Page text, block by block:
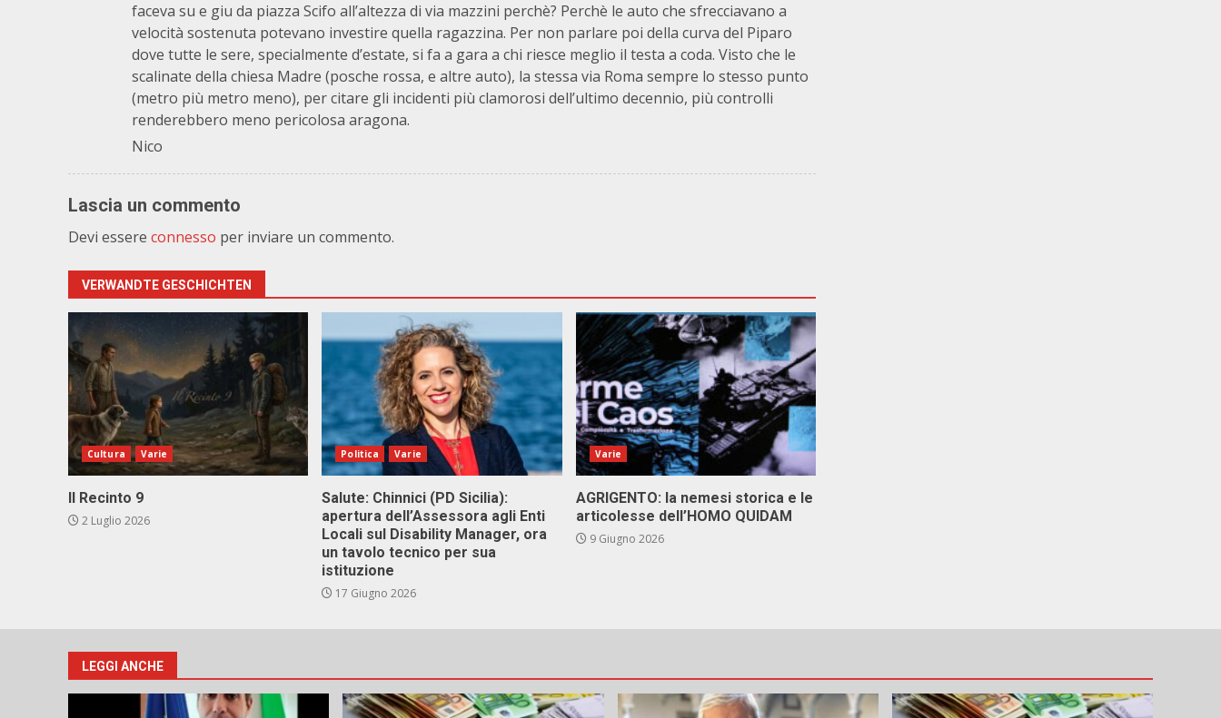
faceva su e giu da piazza Scifo all’altezza di via mazzini perchè? Perchè le auto che sfrecciavano a
velocità sostenuta potevano investire quella ragazzina. Per non parlare poi della curva del Piparo
dove tutte le sere, specialmente d’estate, si fa a gara a chi riesce meglio il testa a coda. Visto che le
scalinate della chiesa Madre (posche rossa, e altre auto), la stessa via Roma sempre lo stesso punto
(metro più metro meno), per citare gli incidenti più clamorosi dell’ultimo decennio, più controlli
renderebbero meno pericolosa aragona.
Nico
Lascia un commento
Devi essere connesso per inviare un commento.
VERWANDTE GESCHICHTEN
Cultura Varie
Il Recinto 9
2 Luglio 2026
Politica Varie
Salute: Chinnici (PD Sicilia):
apertura dell’Assessora agli Enti
Locali sul Disability Manager, ora
un tavolo tecnico per sua
istituzione
17 Giugno 2026
Varie
AGRIGENTO: la nemesi storica e le
articolesse dell’HOMO QUIDAM
9 Giugno 2026
LEGGI ANCHE